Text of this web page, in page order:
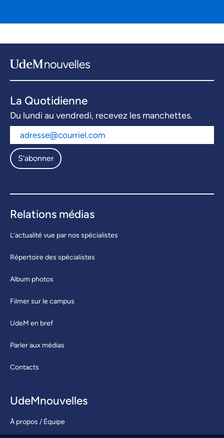
La Quotidienne
Du lundi au vendredi, recevez les manchettes.
S'abonner
Relations médias
L’actualité vue par nos spécialistes
Répertoire des spécialistes
Album photos
Filmer sur le campus
UdeM en bref
Parler aux médias
Contacts
UdeMnouvelles
À propos / Équipe